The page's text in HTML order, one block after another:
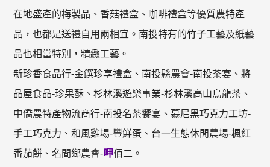
在地盛產的梅製品、香菇禮盒、咖啡禮盒等優質農特產
品，也都是送禮自用兩相宜。南投特有的竹子工藝及紙藝
品也相當特別，精緻工藝。
新珍香食品行-金饌珍享禮盒、南投縣農會-南投茶宴、將
品屋食品-珍果酥、杉林溪遊樂事業-杉林溪高山烏龍茶、
中僑農特產物流商行-南投名茶饗宴、慕尼黑巧克力工坊-
手工巧克力、和風雞場-豐鮮蛋、台一生態休閒農場-楓紅
番茄餅、名間鄉農會-呷佰二。